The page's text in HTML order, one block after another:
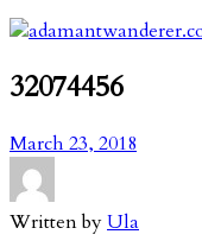
32074456
March 23, 2018
Written byUla